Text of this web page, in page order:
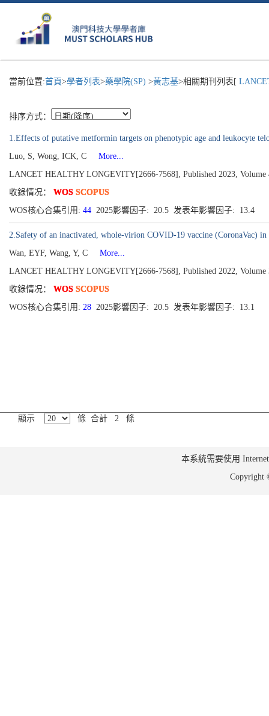
當前位置:首頁>學者列表>藥學院(SP) >黃志基>相關期刊列表[
排序方式：
1.Effects of putative metformin targets on phenotypic age and leukocyte
Luo, S, Wong, ICK, C
More...
LANCET HEALTHY LONGEVITY[2666-7568], Published 2023, Volume
收錄情况： WOS SCOPUS
WOS核心合集引用: 44 2025影響因子: 20.5 发表年影響因子: 13.4
2.Safety of an inactivated, whole-virion COVID-19 vaccine (CoronaVac)
Wan, EYF, Wang, Y, C
More...
LANCET HEALTHY LONGEVITY[2666-7568], Published 2022, Volume
收錄情况： WOS SCOPUS
WOS核心合集引用: 28 2025影響因子: 20.5 发表年影響因子: 13.1
顯示 條 合計 2 條
本系統需要使用
Copyright